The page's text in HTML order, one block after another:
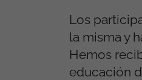
Los
la misma y
Hemos
educación